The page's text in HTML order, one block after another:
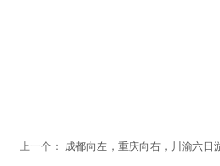
上一个： 成都向左，重庆向右，川渝六日